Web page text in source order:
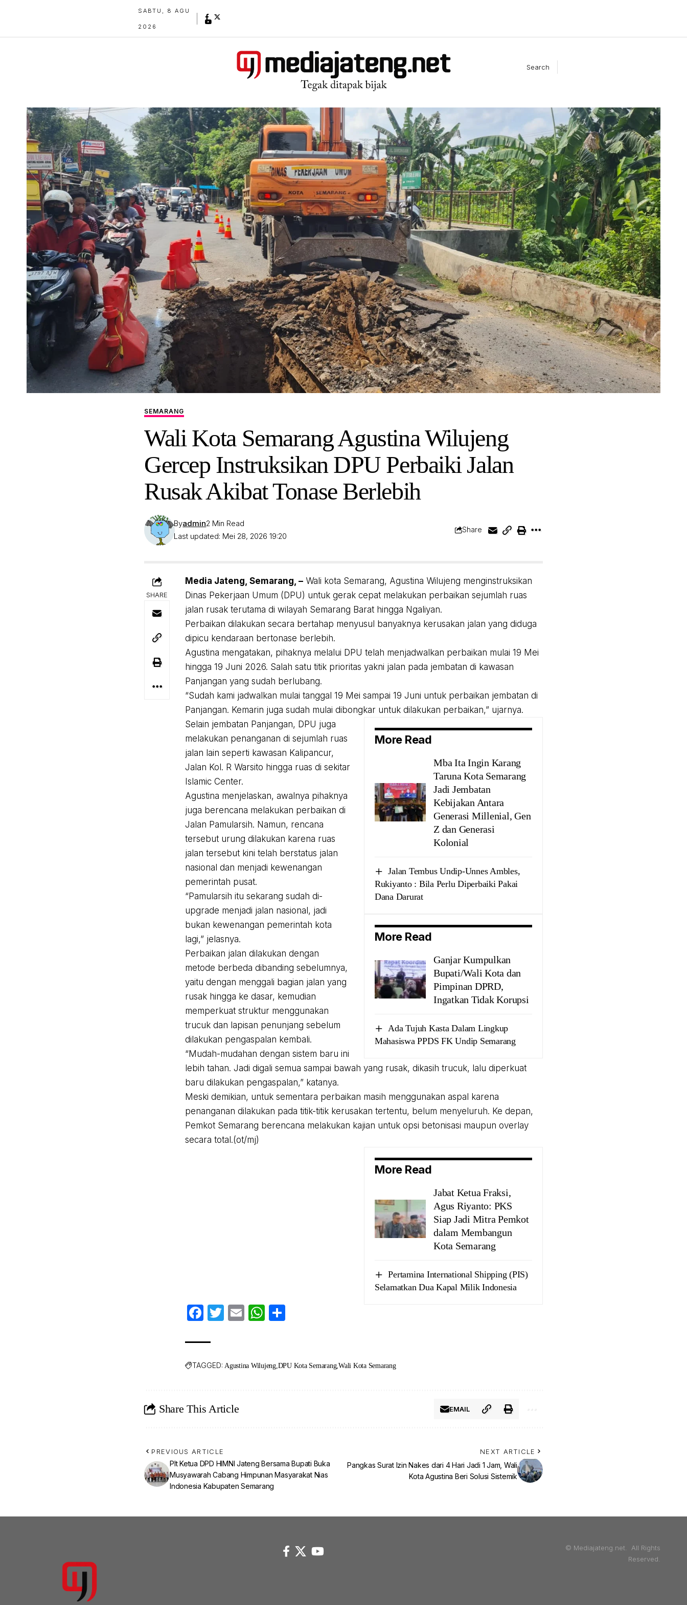
SABTU, 8 AGU
2026
Search
SEMARANG
Wali Kota Semarang Agustina Wilujeng
Gercep Instruksikan DPU Perbaiki Jalan
Rusak Akibat Tonase Berlebih
Last updated: Mei 28, 2026 19:20
Byadmin2 Min Read
Share
SHARE
Media Jateng, Semarang, – Wali kota Semarang, Agustina Wilujeng menginstruksikan
Dinas Pekerjaan Umum (DPU) untuk gerak cepat melakukan perbaikan sejumlah ruas
jalan rusak terutama di wilayah Semarang Barat hingga Ngaliyan.
Perbaikan dilakukan secara bertahap menyusul banyaknya kerusakan jalan yang diduga
dipicu kendaraan bertonase berlebih.
Agustina mengatakan, pihaknya melalui DPU telah menjadwalkan perbaikan mulai 19 Mei
hingga 19 Juni 2026. Salah satu titik prioritas yakni jalan pada jembatan di kawasan
Panjangan yang sudah berlubang.
“Sudah kami jadwalkan mulai tanggal 19 Mei sampai 19 Juni untuk perbaikan jembatan di
Panjangan. Kemarin juga sudah mulai dibongkar untuk dilakukan perbaikan,” ujarnya.
More Read
Mba Ita Ingin Karang
Taruna Kota Semarang
Jadi Jembatan
Kebijakan Antara
Generasi Millenial, Gen
Z dan Generasi
Kolonial
Jalan Tembus Undip-Unnes Ambles,
Rukiyanto : Bila Perlu Diperbaiki Pakai
Dana Darurat
Selain jembatan Panjangan, DPU juga
melakukan penanganan di sejumlah ruas
jalan lain seperti kawasan Kalipancur,
Jalan Kol. R Warsito hingga ruas di sekitar
Islamic Center.
Agustina menjelaskan, awalnya pihaknya
juga berencana melakukan perbaikan di
Jalan Pamularsih. Namun, rencana
tersebut urung dilakukan karena ruas
jalan tersebut kini telah berstatus jalan
nasional dan menjadi kewenangan
pemerintah pusat.
More Read
Ganjar Kumpulkan
Bupati/Wali Kota dan
Pimpinan DPRD,
Ingatkan Tidak Korupsi
Ada Tujuh Kasta Dalam Lingkup
Mahasiswa PPDS FK Undip Semarang
“Pamularsih itu sekarang sudah di-
upgrade menjadi jalan nasional, jadi
bukan kewenangan pemerintah kota
lagi,” jelasnya.
Perbaikan jalan dilakukan dengan
metode berbeda dibanding sebelumnya,
yaitu dengan menggali bagian jalan yang
rusak hingga ke dasar, kemudian
memperkuat struktur menggunakan
trucuk dan lapisan penunjang sebelum
dilakukan pengaspalan kembali.
“Mudah-mudahan dengan sistem baru ini
lebih tahan. Jadi digali semua sampai bawah yang rusak, dikasih trucuk, lalu diperkuat
baru dilakukan pengaspalan,” katanya.
Meski demikian, untuk sementara perbaikan masih menggunakan aspal karena
penanganan dilakukan pada titik-titik kerusakan tertentu, belum menyeluruh. Ke depan,
Pemkot Semarang berencana melakukan kajian untuk opsi betonisasi maupun overlay
secara total.(ot/mj)
More Read
Jabat Ketua Fraksi,
Agus Riyanto: PKS
Siap Jadi Mitra Pemkot
dalam Membangun
Kota Semarang
Pertamina International Shipping (PIS)
Selamatkan Dua Kapal Milik Indonesia
Facebook
Twitter
EmailWhatsApp
TAGGED: Agustina Wilujeng DPU Kota Semarang Wali Kota Semarang
Share This Article EMAIL
PREVIOUS ARTICLE
Plt Ketua DPD HIMNI Jateng Bersama Bupati Buka
Musyawarah Cabang Himpunan Masyarakat Nias
Indonesia Kabupaten Semarang
NEXT ARTICLE
Pangkas Surat Izin Nakes dari 4 Hari Jadi 1 Jam, Wali
Kota Agustina Beri Solusi Sistemik
© Mediajateng.net. All Rights
Reserved.